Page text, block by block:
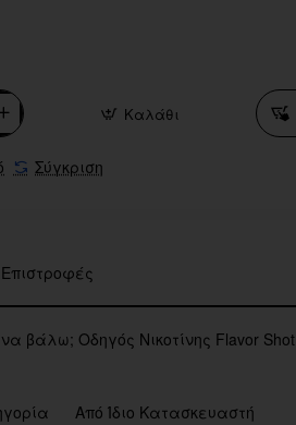
Καλάθι
Σύγκριση
βάλω; Οδηγός Νικοτίνης Flavor Shot
Από Ίδιο Κατασκευαστή